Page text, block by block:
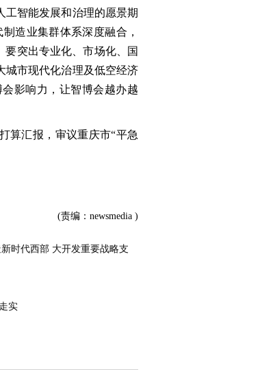
工智能发展和治理的愿景期
造业集群体系深度融合，
要突出专业化、市场化、国
城市现代化治理及低空经济
影响力，让智博会越办越
算汇报，审议重庆市“平急
(责编：newsmedia )
时代西部 大开发重要战略支
实